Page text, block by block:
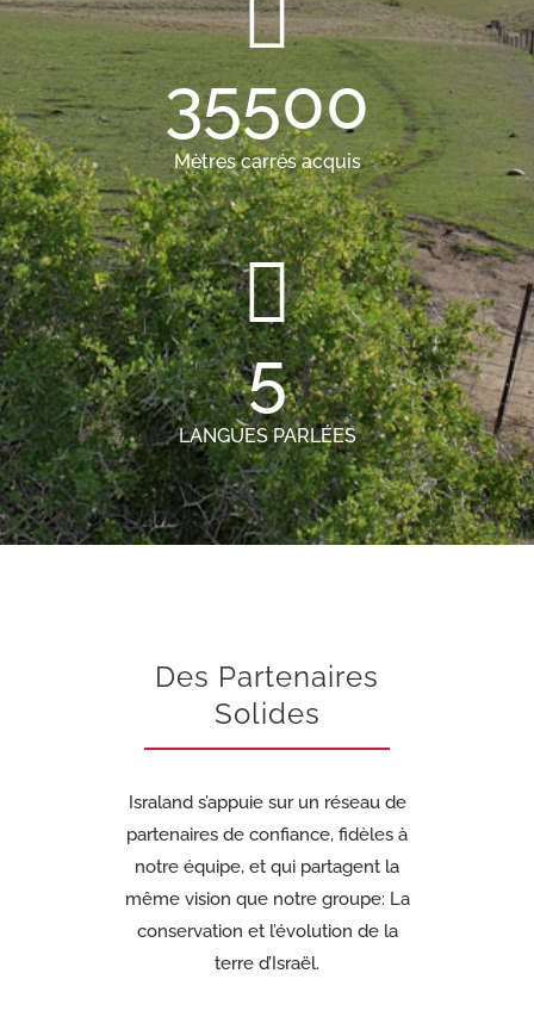
35500
Mètres carrés acquis
5
LANGUES PARLÉES
Des Partenaires
Solides
Israland s’appuie sur un réseau de
partenaires de confiance, fidèles à
notre équipe, et qui partagent la
même vision que notre groupe: La
conservation et l’évolution de la
terre d’Israël.